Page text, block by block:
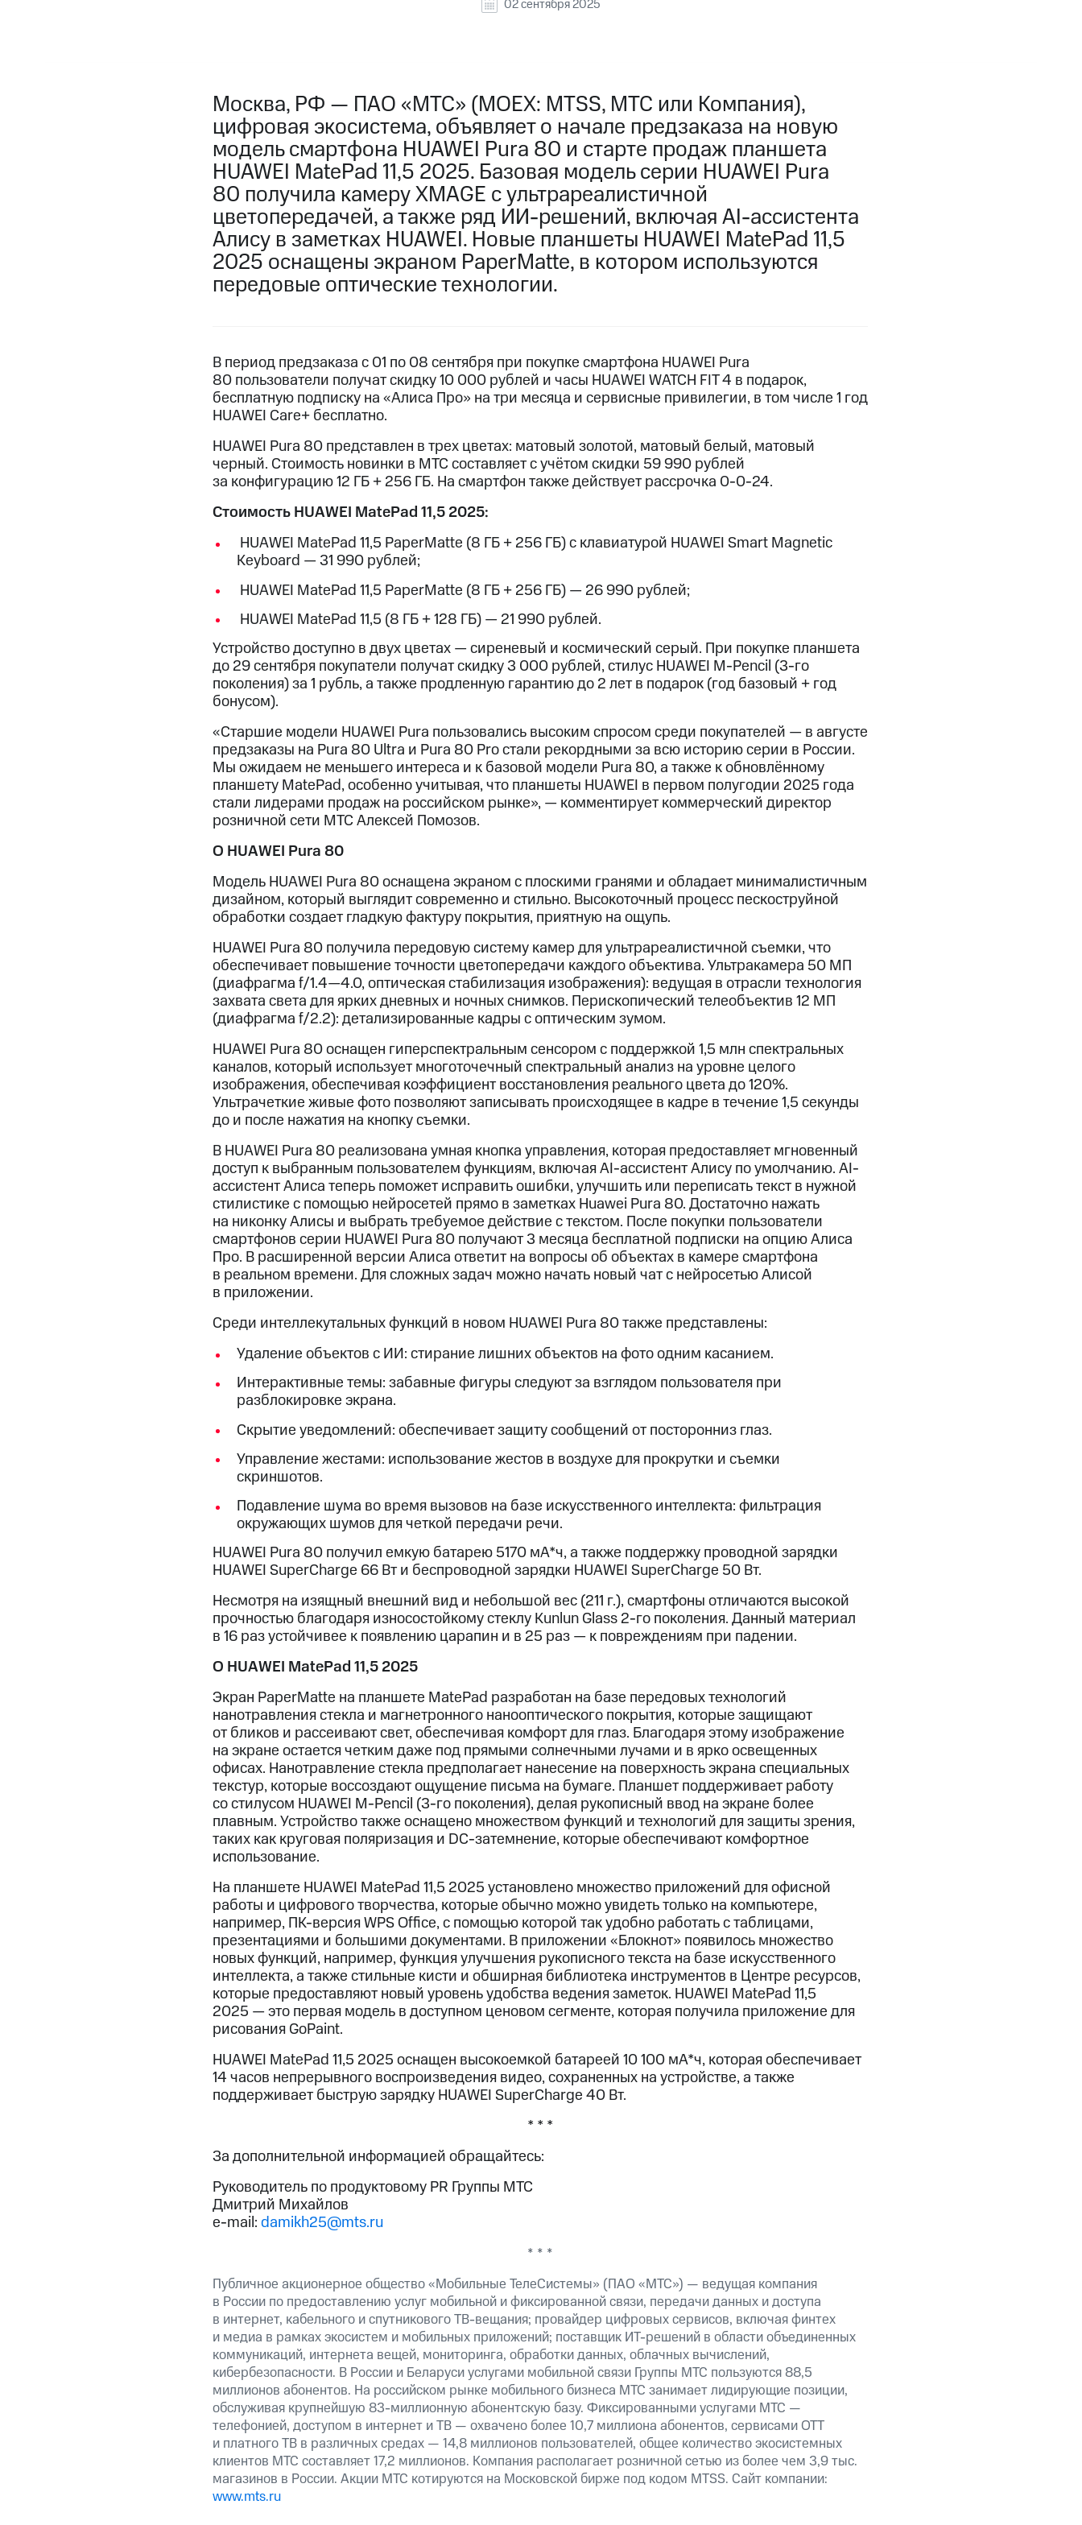
02 сентября 2025
Москва, РФ — ПАО «МТС» (MOEX: MTSS, МТС или Компания),
цифровая экосистема, объявляет о начале предзаказа на новую
модель смартфона HUAWEI Pura 80 и старте продаж планшета
HUAWEI MatePad 11,5 2025. Базовая модель серии HUAWEI Pura
80 получила камеру XMAGE с ультрареалистичной
цветопередачей, а также ряд ИИ-решений, включая AI-ассистента
Алису в заметках HUAWEI. Новые планшеты HUAWEI MatePad 11,5
2025 оснащены экраном PaperMatte, в котором используются
передовые оптические технологии.
В период предзаказа с 01 по 08 сентября при покупке смартфона HUAWEI Pura
80 пользователи получат скидку 10 000 рублей и часы HUAWEI WATCH FIT 4 в подарок,
бесплатную подписку на «Алиса Про» на три месяца и сервисные привилегии, в том числе 1 год
HUAWEI Care+ бесплатно.
HUAWEI Pura 80 представлен в трех цветах: матовый золотой, матовый белый, матовый
черный. Стоимость новинки в МТС составляет с учётом скидки 59 990 рублей
за конфигурацию 12 ГБ + 256 ГБ. На смартфон также действует рассрочка 0-0-24.
Стоимость HUAWEI MatePad 11,5 2025:
HUAWEI MatePad 11,5 PaperMatte (8 ГБ + 256 ГБ) с клавиатурой HUAWEI Smart Magnetic
Keyboard — 31 990 рублей;
HUAWEI MatePad 11,5 PaperMatte (8 ГБ + 256 ГБ) — 26 990 рублей;
HUAWEI MatePad 11,5 (8 ГБ + 128 ГБ) — 21 990 рублей.
Устройство доступно в двух цветах — сиреневый и космический серый. При покупке планшета
до 29 сентября покупатели получат скидку 3 000 рублей, стилус HUAWEI M-Pencil (3-го
поколения) за 1 рубль, а также продленную гарантию до 2 лет в подарок (год базовый + год
бонусом).
«Старшие модели HUAWEI Pura пользовались высоким спросом среди покупателей — в августе
предзаказы на Pura 80 Ultra и Pura 80 Pro стали рекордными за всю историю серии в России.
Мы ожидаем не меньшего интереса и к базовой модели Pura 80, а также к обновлённому
планшету MatePad, особенно учитывая, что планшеты HUAWEI в первом полугодии 2025 года
стали лидерами продаж на российском рынке», — комментирует коммерческий директор
розничной сети МТС Алексей Помозов.
О HUAWEI Pura 80
Модель HUAWEI Pura 80 оснащена экраном с плоскими гранями и обладает минималистичным
дизайном, который выглядит современно и стильно. Высокоточный процесс пескоструйной
обработки создает гладкую фактуру покрытия, приятную на ощупь.
HUAWEI Pura 80 получила передовую систему камер для ультрареалистичной съемки, что
обеспечивает повышение точности цветопередачи каждого объектива. Ультракамера 50 МП
(диафрагма f/1.4—4.0, оптическая стабилизация изображения): ведущая в отрасли технология
захвата света для ярких дневных и ночных снимков. Перископический телеобъектив 12 МП
(диафрагма f/2.2): детализированные кадры с оптическим зумом.
HUAWEI Pura 80 оснащен гиперспектральным сенсором с поддержкой 1,5 млн спектральных
каналов, который использует многоточечный спектральный анализ на уровне целого
изображения, обеспечивая коэффициент восстановления реального цвета до 120%.
Ультрачеткие живые фото позволяют записывать происходящее в кадре в течение 1,5 секунды
до и после нажатия на кнопку съемки.
В HUAWEI Pura 80 реализована умная кнопка управления, которая предоставляет мгновенный
доступ к выбранным пользователем функциям, включая AI-ассистент Алису по умолчанию. AI-
ассистент Алиса теперь поможет исправить ошибки, улучшить или переписать текст в нужной
стилистике с помощью нейросетей прямо в заметках Huawei Pura 80. Достаточно нажать
на никонку Алисы и выбрать требуемое действие с текстом. После покупки пользователи
смартфонов серии HUAWEI Pura 80 получают 3 месяца бесплатной подписки на опцию Алиса
Про. В расширенной версии Алиса ответит на вопросы об объектах в камере смартфона
в реальном времени. Для сложных задач можно начать новый чат с нейросетью Алисой
в приложении.
Среди интеллекутальных функций в новом HUAWEI Pura 80 также представлены:
Удаление объектов с ИИ: стирание лишних объектов на фото одним касанием.
Интерактивные темы: забавные фигуры следуют за взглядом пользователя при
разблокировке экрана.
Скрытие уведомлений: обеспечивает защиту сообщений от посторонниз глаз.
Управление жестами: использование жестов в воздухе для прокрутки и съемки
скриншотов.
Подавление шума во время вызовов на базе искусственного интеллекта: фильтрация
окружающих шумов для четкой передачи речи.
HUAWEI Pura 80 получил емкую батарею 5170 мА*ч, а также поддержку проводной зарядки
HUAWEI SuperCharge 66 Вт и беспроводной зарядки HUAWEI SuperCharge 50 Вт.
Несмотря на изящный внешний вид и небольшой вес (211 г.), смартфоны отличаются высокой
прочностью благодаря износостойкому стеклу Kunlun Glass 2-го поколения. Данный материал
в 16 раз устойчивее к появлению царапин и в 25 раз — к повреждениям при падении.
О HUAWEI MatePad 11,5 2025
Экран PaperMatte на планшете MatePad разработан на базе передовых технологий
нанотравления стекла и магнетронного нанооптического покрытия, которые защищают
от бликов и рассеивают свет, обеспечивая комфорт для глаз. Благодаря этому изображение
на экране остается четким даже под прямыми солнечными лучами и в ярко освещенных
офисах. Нанотравление стекла предполагает нанесение на поверхность экрана специальных
текстур, которые воссоздают ощущение письма на бумаге. Планшет поддерживает работу
со стилусом HUAWEI M-Pencil (3-го поколения), делая рукописный ввод на экране более
плавным. Устройство также оснащено множеством функций и технологий для защиты зрения,
таких как круговая поляризация и DC-затемнение, которые обеспечивают комфортное
использование.
На планшете HUAWEI MatePad 11,5 2025 установлено множество приложений для офисной
работы и цифрового творчества, которые обычно можно увидеть только на компьютере,
например, ПК-версия WPS Office, с помощью которой так удобно работать с таблицами,
презентациями и большими документами. В приложении «Блокнот» появилось множество
новых функций, например, функция улучшения рукописного текста на базе искусственного
интеллекта, а также стильные кисти и обширная библиотека инструментов в Центре ресурсов,
которые предоставляют новый уровень удобства ведения заметок. HUAWEI MatePad 11,5
2025 — это первая модель в доступном ценовом сегменте, которая получила приложение для
рисования GoPaint.
HUAWEI MatePad 11,5 2025 оснащен высокоемкой батареей 10 100 мА*ч, которая обеспечивает
14 часов непрерывного воспроизведения видео, сохраненных на устройстве, а также
поддерживает быструю зарядку HUAWEI SuperCharge 40 Вт.
* * *
За дополнительной информацией обращайтесь:
Руководитель по продуктовому PR Группы МТС
Дмитрий Михайлов
e-mail:damikh25@mts.ru
* * *
Публичное акционерное общество «Мобильные ТелеСистемы» (ПАО «МТС») — ведущая компания
в России по предоставлению услуг мобильной и фиксированной связи, передачи данных и доступа
в интернет, кабельного и спутникового ТВ-вещания; провайдер цифровых сервисов, включая финтех
и медиа в рамках экосистем и мобильных приложений; поставщик ИТ-решений в области объединенных
коммуникаций, интернета вещей, мониторинга, обработки данных, облачных вычислений,
кибербезопасности. В России и Беларуси услугами мобильной связи Группы МТС пользуются 88,5
миллионов абонентов. На российском рынке мобильного бизнеса МТС занимает лидирующие позиции,
обслуживая крупнейшую 83-миллионную абонентскую базу. Фиксированными услугами МТС —
телефонией, доступом в интернет и ТВ — охвачено более 10,7 миллиона абонентов, сервисами OTT
и платного ТВ в различных средах — 14,8 миллионов пользователей, общее количество экосистемных
клиентов МТС составляет 17,2 миллионов. Компания располагает розничной сетью из более чем 3,9 тыс.
магазинов в России. Акции МТС котируются на Московской бирже под кодом MTSS. Сайт компании:
www.mts.ru